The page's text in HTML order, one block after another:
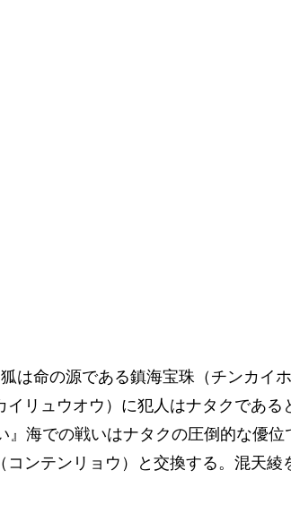
は命の源である鎮海宝珠（チンカイ
リュウオウ）に犯人はナタクであ
海での戦いはナタクの圧倒的な優
ンテンリョウ）と交換する。混天